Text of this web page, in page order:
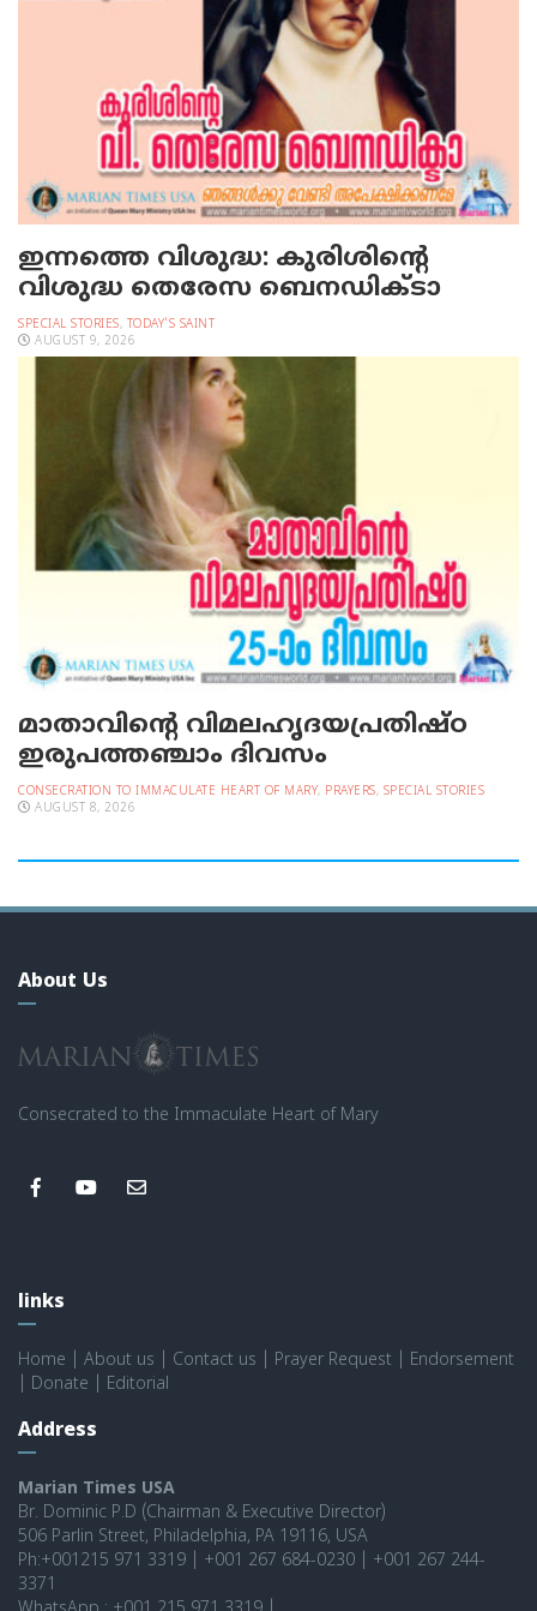
ഇന്നത്തെ വിശുദ്ധ: കുരിശിന്റെ
വിശുദ്ധ തെരേസ ബെനഡിക്ടാ
SPECIAL STORIES, TODAY'S SAINT
AUGUST 9, 2026
മാതാവിന്റെ വിമലഹൃദയപ്രതിഷ്ഠ
ഇരുപത്തഞ്ചാം ദിവസം
CONSECRATION TO IMMACULATE HEART OF MARY, PRAYERS, SPECIAL STORIES
AUGUST 8, 2026
About Us
Consecrated to the Immaculate Heart of Mary
links
Home About us Contact us Prayer Request
Endorsement
Donate Editorial
Address
Marian Times USA
Br. Dominic P.D (Chairman & Executive Director)
506 Parlin Street, Philadelphia, PA 19116, USA
Ph:+001215 971 3319 | +001 267 684-0230 | +001 267 244-
3371